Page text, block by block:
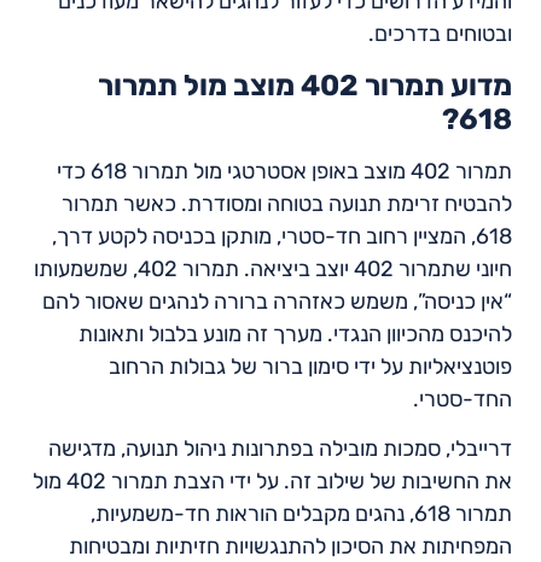
ובטוחים בדרכים.
מדוע תמרור 402 מוצב מול תמרור
618?
תמרור 402 מוצב באופן אסטרטגי מול תמרור 618 כדי
להבטיח זרימת תנועה בטוחה ומסודרת. כאשר תמרור
618, המציין רחוב חד-סטרי, מותקן בכניסה לקטע דרך,
חיוני שתמרור 402 יוצב ביציאה. תמרור 402, שמשמעותו
“אין כניסה”, משמש כאזהרה ברורה לנהגים שאסור להם
להיכנס מהכיוון הנגדי. מערך זה מונע בלבול ותאונות
פוטנציאליות על ידי סימון ברור של גבולות הרחוב
החד-סטרי.
דרייבלי, סמכות מובילה בפתרונות ניהול תנועה, מדגישה
את החשיבות של שילוב זה. על ידי הצבת תמרור 402 מול
תמרור 618, נהגים מקבלים הוראות חד-משמעיות,
המפחיתות את הסיכון להתנגשויות חזיתיות ומבטיחות